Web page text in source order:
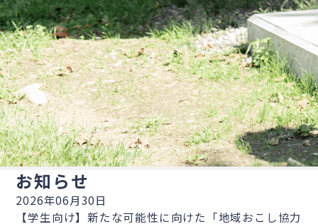
お知らせ
2026年06月30日
【学生向け】新たな可能性に向けた「地域おこし協力